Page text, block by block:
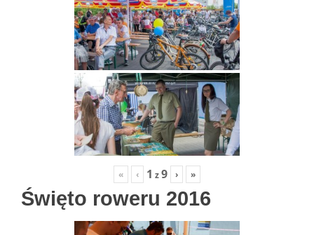
« ‹ 1 z9 › »
Święto roweru 2016